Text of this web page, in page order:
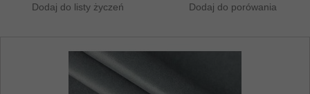
Dodaj do listy życzeń Dodaj do porówania